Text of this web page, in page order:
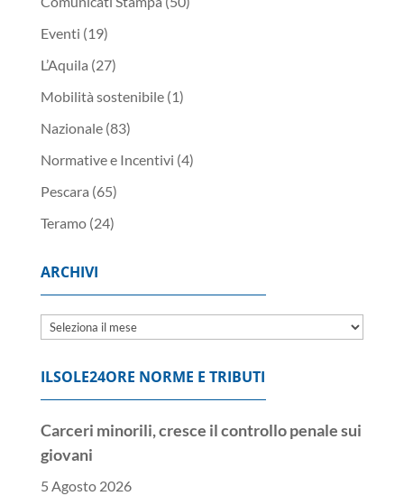
Eventi (19)
L’Aquila (27)
Mobilità sostenibile(1)
Nazionale(83)
Normative e Incentivi (4)
Pescara (65)
Teramo(24)
ARCHIVI
Archivi
ILSOLE24ORE NORME E TRIBUTI
Carceri minorili, cresce il controllo penale sui
giovani
5 Agosto 2026